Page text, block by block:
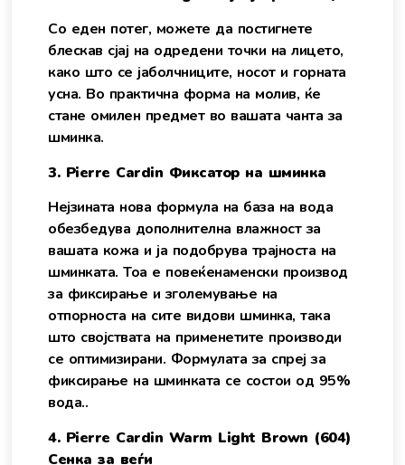
Со еден потег, можете да постигнете
блескав сјај на одредени точки на лицето,
како што се јаболчниците, носот и горната
усна. Во практична форма на молив, ќе
стане омилен предмет во вашата чанта за
шминка.
3. Pierre Cardin Фиксатор на шминка
Нејзината нова формула на база на вода
обезбедува дополнителна влажност за
вашата кожа и ја подобрува трајноста на
шминката. Тоа е повеќенаменски производ
за фиксирање и зголемување на
отпорноста на сите видови шминка, така
што својствата на применетите производи
се оптимизирани. Формулата за спреј за
фиксирање на шминката се состои од 95%
вода..
4. Pierre Cardin Warm Light Brown (604)
Сенка за веѓи